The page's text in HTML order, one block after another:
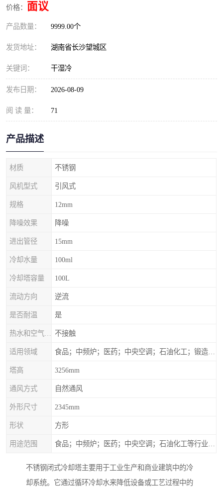
价格： 面议
产品数量： 9999.00个
发货地址： 湖南省长沙望城区
关键词： 干湿冷
发布日期： 2026-08-09
阅 读 量： 71
产品描述
材质 不锈钢
风机型式 引风式
规格 12mm
降噪效果 降噪
进出管径 15mm
冷却水量 100ml
冷却塔容量 100L
流动方向 逆流
是否耐温 是
不接触
适用领域
塔高 3256mm
通风方式 自然通风
外形尺寸 2345mm
形状 方形
用途范围
不锈钢闭式冷却塔主要用于工业生产和商业建筑中的冷
却系统。它通过循环冷却水来降低设备或工艺过程中的